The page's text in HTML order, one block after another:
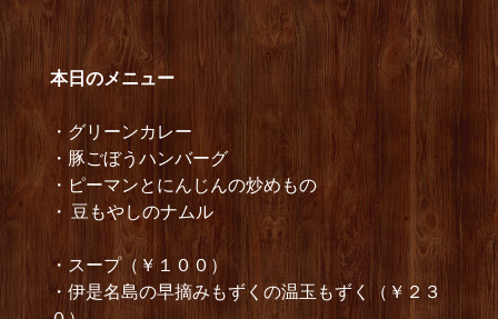
本日のメニュー
・グリーンカレー
・豚ごぼうハンバーグ
・ピーマンとにんじんの炒めもの
・ 豆もやしのナムル
・スープ（￥１００）
・伊是名島の早摘みもずくの温玉もずく（￥２３